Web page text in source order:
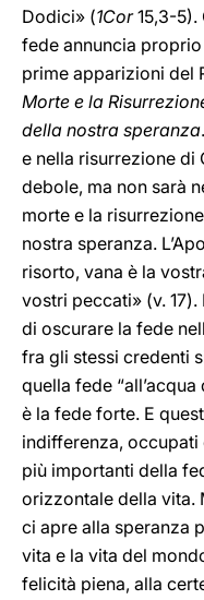
Dodici» (1Cor15,3-
fede annuncia
prime apparizioni del
Morte e la
della nostra speranza
e nella risurrezione di
debole, ma non sarà
morte e la
nostra speranza.
risorto, vana è la
vostri peccati» (v.
di oscurare la fede
fra gli stessi credenti
quella fede
è la fede forte. E
indifferenza, occupati
più importanti della
orizzontale della vita.
ci apre alla speranza
vita e la vita del
felicità piena, alla